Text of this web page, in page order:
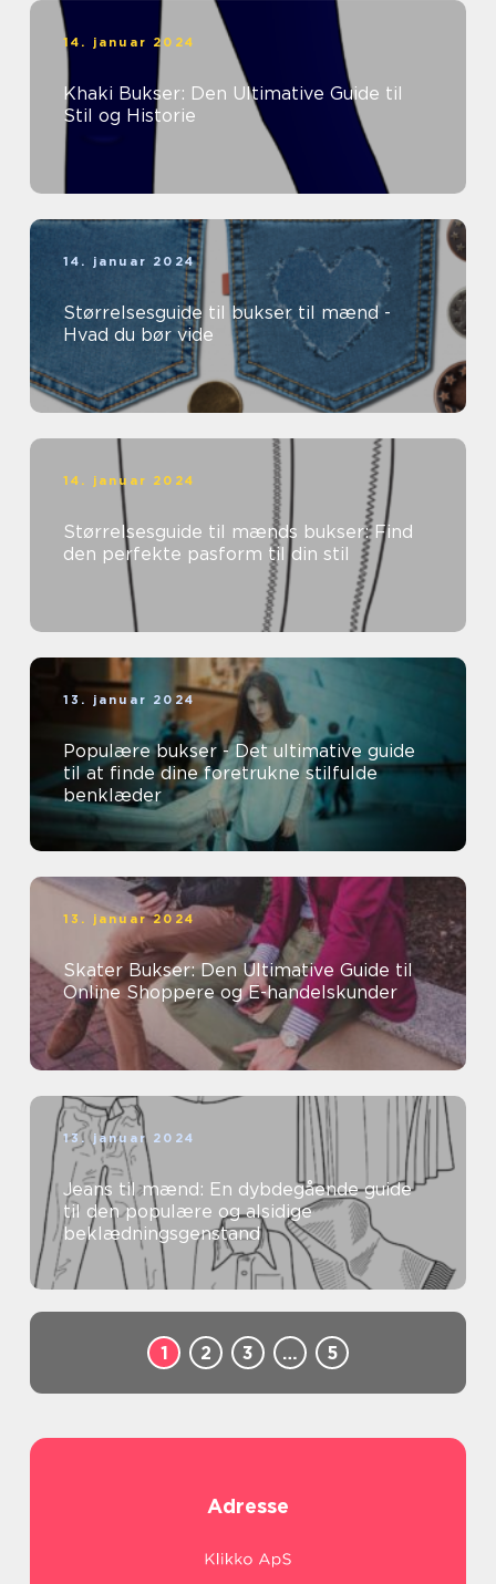
14. januar 2024
Khaki Bukser: Den Ultimative Guide til
Stil og Historie
14. januar 2024
Størrelsesguide til bukser til mænd -
Hvad du bør vide
14. januar 2024
Størrelsesguide til mænds bukser: Find
den perfekte pasform til din stil
13. januar 2024
Populære bukser - Det ultimative guide
til at finde dine foretrukne stilfulde
benklæder
13. januar 2024
Skater Bukser: Den Ultimative Guide til
Online Shoppere og E-handelskunder
13. januar 2024
Jeans til mænd: En dybdegående guide
til den populære og alsidige
beklædningsgenstand
1 2 3 … 5
Adresse